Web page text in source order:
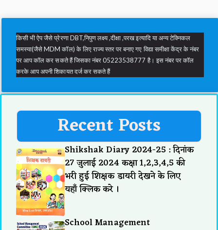
किसी भी ऐप जैसे प्रेरणा DBT,निपुण लक्ष्य ,दीक्षा ,परख इत्यादि या अन्य टेक्निकल
समस्या(जैसे MDM कॉल) के लिए राज्य स्तर पर बनाए गए विद्या समीक्षा केंद्र के नंबर
पर आप कॉल कर सकते हैं जिसका नंबर 05223538777 है। इस नंबर पर कॉल
करके आप अपनी शिकायत दर्ज कर सकते हैं
Recent Posts
Shikshak Diary 2024-25 : दिनांक
27 जुलाई 2024 कक्षा 1,2,3,4,5 की
भरी हुई शिक्षक डायरी देखने के लिए
यहाँ क्लिक करे ।
School Management